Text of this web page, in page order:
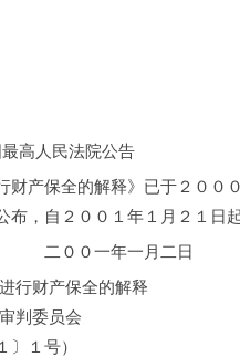
高人民法院公告
财产保全的解释》已于２００
，自２００１年１月２１日起
二日
行财产保全的解释
委员会
号）